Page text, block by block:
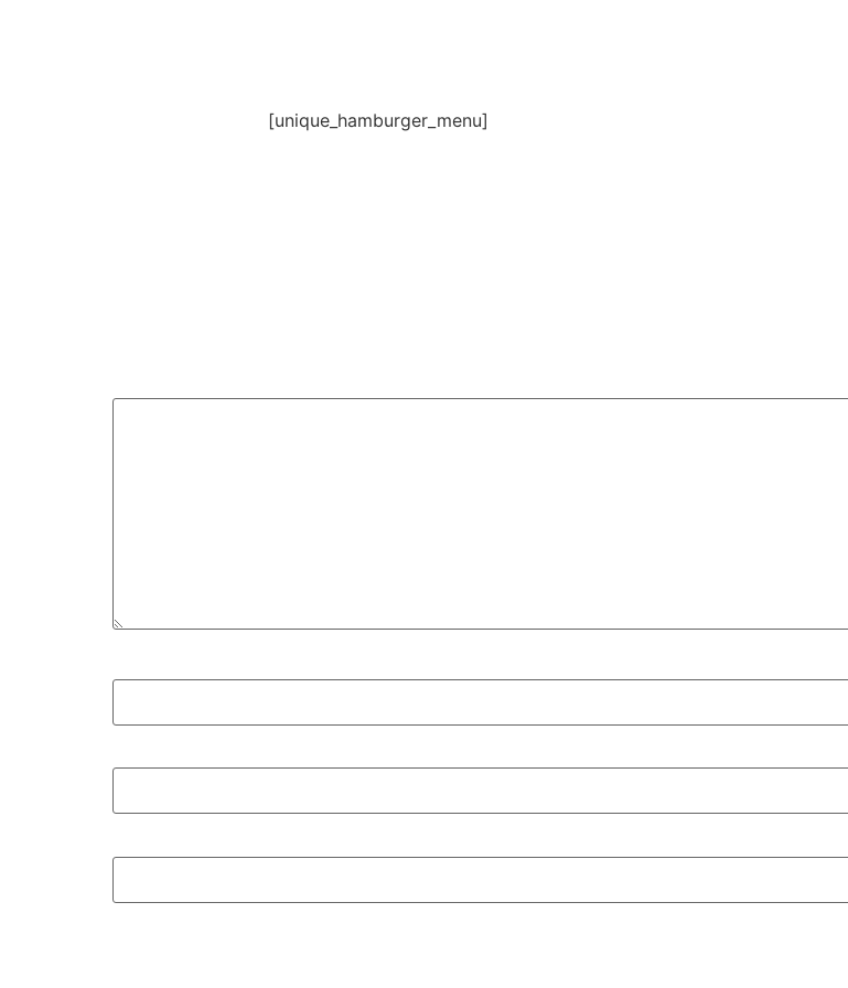
[unique_hamburger_menu]